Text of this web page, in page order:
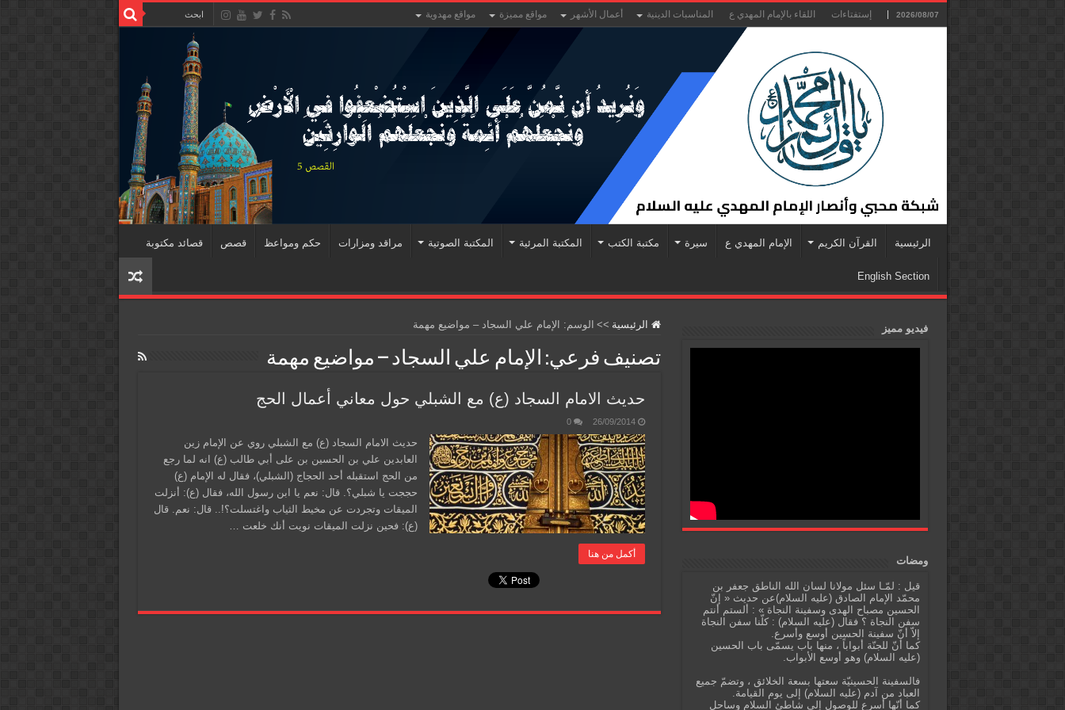
2026/08/07 إستفتاءات اللقاء بالإمام المهدي ع المناسبات الدينية أعمال الأشهر مواقع مميزة مواقع مهدوية
الرئيسية القرآن الكريم الإمام المهدي ع سيرة مكتبة الكتب المكتبة المرئية المكتبة الصوتية مراقد ومزارات حكم ومواعظ قصص قصائد مكتوبة
English Section
الرئيسية >> الوسم: الإمام علي السجاد – مواضيع مهمة
تصنيف فرعي: الإمام علي السجاد – مواضيع مهمة
حديث الامام السجاد (ع) مع الشبلي حول معاني أعمال الحج
26/09/2014
0
حديث الامام السجاد (ع) مع الشبلي روي عن الإمام زين
العابدين علي بن الحسين بن على أبي طالب (ع) انه لما رجع
من الحج استقبله أحد الحجاج (الشبلي)، فقال له الإمام (ع)
حججت يا شبلي؟. قال: نعم يا ابن رسول الله، فقال (ع): أنزلت
الميقات وتجردت عن مخيط الثياب واغتسلت؟!.. قال: نعم. قال
(ع): فحين نزلت الميقات نويت أنك خلعت …
أكمل من هنا
فيديو مميز
ومضات
قيل : لمّـا سئل مولانا لسان الله الناطق جعفر بن
محمّد الإمام الصادق (عليه السلام)عن حديث « إنّ
الحسين مصباح الهدى وسفينة النجاة » : ألستم أنتم
سفن النجاة ؟ فقال (عليه السلام) : كلّنا سفن النجاة
إلاّ أنّ سفينة الحسين أوسع وأسرع.
كما أنّ للجنّة أبواباً ، منها باب يسمّى باب الحسين
(عليه السلام) وهو أوسع الأبواب.
فالسفينة الحسينيّة سعتها بسعة الخلائق ، وتضمّ جميع
العباد من آدم (عليه السلام) إلى يوم القيامة.
كما أنّها أسرع للوصول إلى شاطئ السلام وساحل